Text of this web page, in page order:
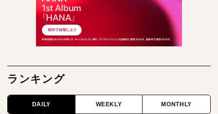
ランキング
DAILY WEEKLY MONTHLY